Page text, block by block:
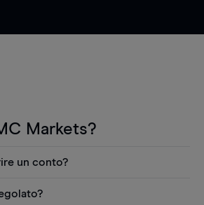
Markets?
un conto?
gratuitamente i prezzi e